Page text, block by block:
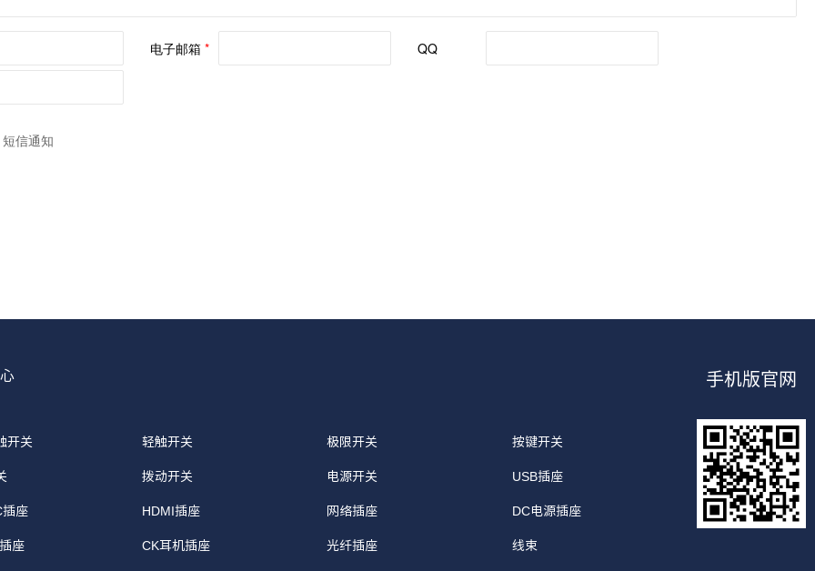
开关 轻触开关 极限开关 按键开关
拨动开关 电源开关 USB插座
插座 HDMI插座 网络插座 DC电源插座
座 CK耳机插座 光纤插座 线束
手机版官网